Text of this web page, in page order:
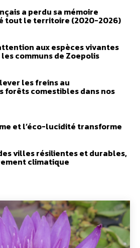
a perdu sa mémoire
tout le territoire (2020-2026)
aux espèces vivantes
communs de Zoepolis
les freins au
forêts comestibles dans nos
et l’éco-lucidité transforme
villes résilientes et durables,
climatique